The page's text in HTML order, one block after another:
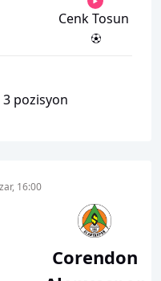
Cenk Tosun
pozisyon
16:00
Corendon